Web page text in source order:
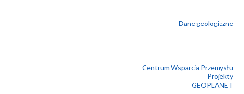
Dane geologiczne
Centrum Wsparcia Przemysłu
Projekty
GEOPLANET